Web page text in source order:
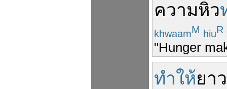
ความหิว
khwaamM hiuR
"Hunger
ทำให้ยา